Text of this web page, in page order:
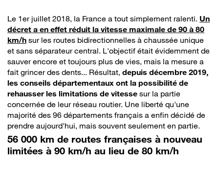
Le 1er juillet 2018, la France a tout simplement ralenti. Un
décret a en effet réduit la vitesse maximale de 90 à 80
km/h sur les routes bidirectionnelles à chaussée unique
et sans séparateur central. L'objectif était évidemment de
sauver encore et toujours plus de vies, mais la mesure a
fait grincer des dents... Résultat, depuis décembre 2019,
les conseils départementaux ont la possibilité de
rehausser les limitations de vitesse sur la partie
concernée de leur réseau routier. Une liberté qu'une
majorité des 96 départements français a enfin décidé de
prendre aujourd'hui, mais souvent seulement en partie.
56 000 km de routes françaises à nouveau
limitées à 90 km/h au lieu de 80 km/h